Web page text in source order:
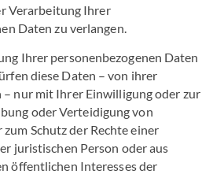
Verarbeitung Ihrer
Daten zu verlangen.
Ihrer personenbezogenen Daten
diese Daten – von ihrer
– nur mit Ihrer Einwilligung oder zur
oder Verteidigung von
Schutz der Rechte einer
juristischen Person oder aus
öffentlichen Interesses der